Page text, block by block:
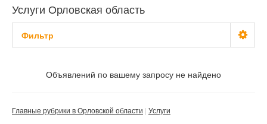
Услуги Орловская область
Фильтр
Не важно
Частные
Объявлений по вашему запросу не найдено
Главные рубрики в Орловской области Услуги